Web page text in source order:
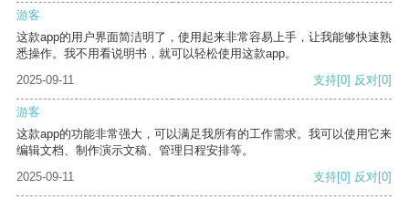
游客
这款app的用户界面简洁明了，使用起来非常容易上手，让我能够快速熟
悉操作。我不用看说明书，就可以轻松使用这款app。
2025-09-11
支持[0] 反对[0]
游客
这款app的功能非常强大，可以满足我所有的工作需求。我可以使用它来
编辑文档、制作演示文稿、管理日程安排等。
2025-09-11
支持[0] 反对[0]